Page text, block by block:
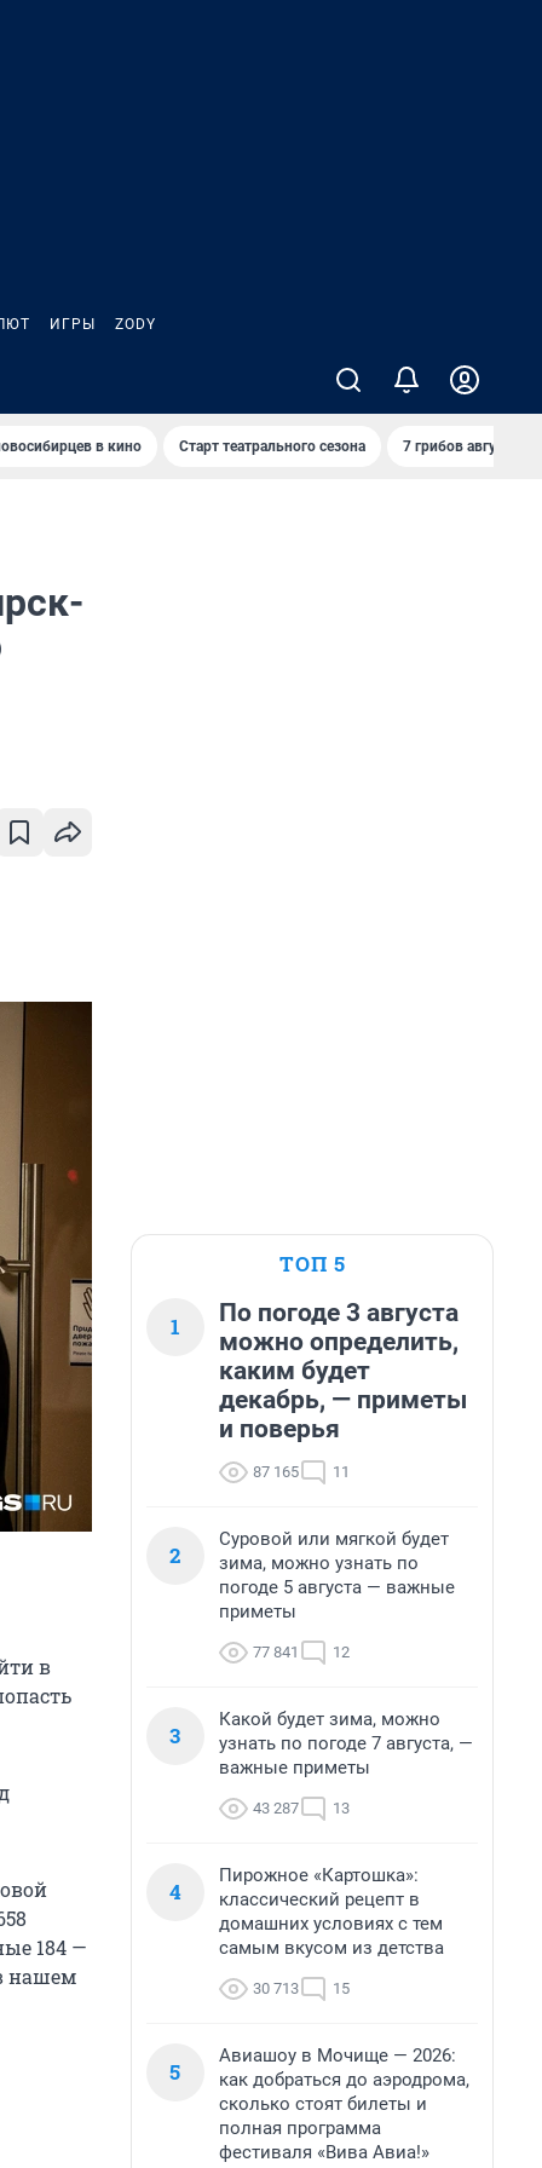
ИГРЫ ZODY
в кино Старт театрального сезона 7 грибов августа
в
184 —
нашем
ТОП 5
1
По погоде 3 августа
можно определить,
каким будет
декабрь, — приметы
и поверья
87 165 11
2
Суровой или мягкой будет
зима, можно узнать по
погоде 5 августа — важные
приметы
77 841 12
3
Какой будет зима, можно
узнать по погоде 7 августа, —
важные приметы
43 287 13
4
Пирожное «Картошка»:
классический рецепт в
домашних условиях с тем
самым вкусом из детства
30 713 15
5
Авиашоу в Мочище — 2026:
как добраться до аэродрома,
сколько стоят билеты и
полная программа
фестиваля «Вива Авиа!»